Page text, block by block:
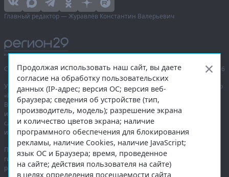
Главный редактор — Журавлёв Константин Валерьевич
Сетевое издание «Информационное агентство Регион 29»,
© 2016–2026
Учредитель — общество с ограниченной ответственностью «Агентство
«Правда Севера».
Выписка из реестра зарегистрированных средств массовой
информации:ЭЛ № ФС 77-74226от 09.11.2018 выдано Федеральной
службой по надзору в сфере связи, информационных технологий
и массовых коммуникаций (Роскомнадзор).
При полном или частичном использовании любых материалов
гиперссылка на region29.ruобязательна. Копирование материалов без
разрешения администрации сайта запрещено.
Продолжая использовать наш сайт, вы даете
согласие на обработку пользовательских
данных (IP-адрес; версия ОС; версия веб-
браузера; сведения об устройстве (тип,
производитель, модель); разрешение экрана
и количество цветов экрана; наличие
программного обеспечения для блокирования
рекламы, наличие Cookies, наличие JavaScript;
язык ОС и Браузера; время, проведенное
на сайте; действия пользователя на сайте)
в целях определения посещаемости сайта